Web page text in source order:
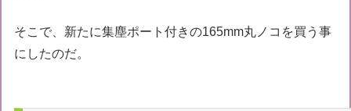
そこで、新たに集塵ポート付きの165mm丸ノコを買う事
にしたのだ。